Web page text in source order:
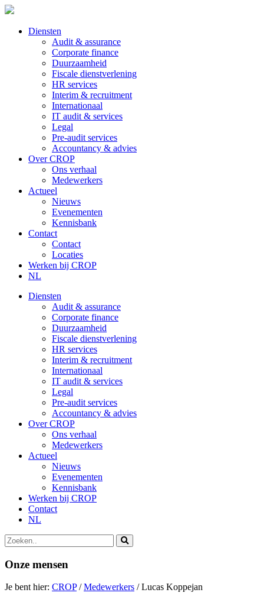
Diensten
Audit & assurance
Corporate finance
Duurzaamheid
Fiscale dienstverlening
HR services
Interim & recruitment
Internationaal
IT audit & services
Legal
Pre-audit services
Accountancy & advies
Over CROP
Ons verhaal
Medewerkers
Actueel
Nieuws
Evenementen
Kennisbank
Contact
Contact
Locaties
Werken bij CROP
NL
Diensten
Audit & assurance
Corporate finance
Duurzaamheid
Fiscale dienstverlening
HR services
Interim & recruitment
Internationaal
IT audit & services
Legal
Pre-audit services
Accountancy & advies
Over CROP
Ons verhaal
Medewerkers
Actueel
Nieuws
Evenementen
Kennisbank
Werken bij CROP
Contact
NL
Zoek
naar:
Onze mensen
Je bent hier: CROP/Medewerkers /Lucas Koppejan